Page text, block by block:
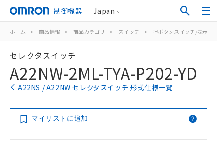
制御機器 Japan
ホーム > 商品情報 > 商品カテゴリ > スイッチ > 押ボタンスイッチ/表示灯
セレクタスイッチ
A22NW-2ML-TYA-P202-YD
A22NS / A22NW セレクタスイッチ 形式仕様一覧
マイリストに追加